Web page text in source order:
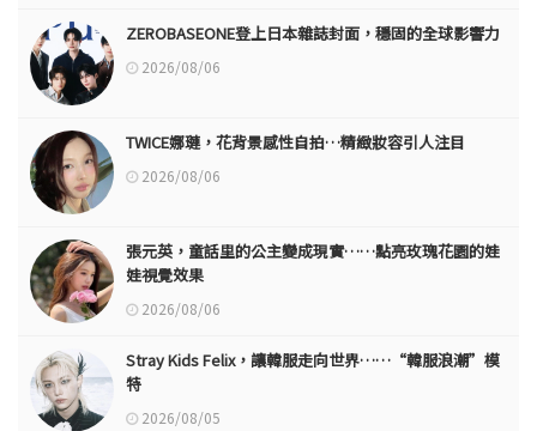
ZEROBASEONE登上日本雜誌封面，穩固的全球影響力
2026/08/06
TWICE娜璉，花背景感性自拍…精緻妝容引人注目
2026/08/06
張元英，童話里的公主變成現實……點亮玫瑰花園的娃
娃視覺效果
2026/08/06
Stray Kids Felix，讓韓服走向世界……“韓服浪潮”模
特
2026/08/05